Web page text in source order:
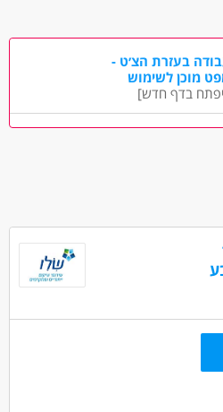
ה
בעזרת הצ׳ט -
מוכן לשימוש
בדף חדש]